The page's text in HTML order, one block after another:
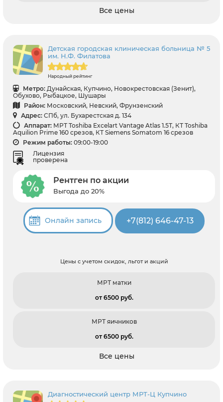
Все цены
Детская городская клиническая больница № 5
им. Н.Ф. Филатова
Народный рейтинг
Метро: Дунайская, Купчино, Новокрестовская (Зенит),
Обухово, Рыбацкое, Шушары
Район: Московский, Невский, Фрунзенский
Адрес: СПб, ул. Бухарестская д. 134
Аппарат: МРТ Toshiba Excelart Vantage Atlas 1.5Т, КТ Toshiba
Aquilion Prime 160 срезов, КТ Siemens Somatom 16 срезов
Режим работы: 09:00-19:00
Лицензия
проверена
Рентген по акции
Выгода до 20%
Онлайн запись +7(812) 646-47-13
Цены с учетом скидок, льгот и акций
МРТ матки
от 6500 pуб.
МРТ яичников
от 6500 pуб.
Все цены
Диагностический центр МРТ-Ц Купчино